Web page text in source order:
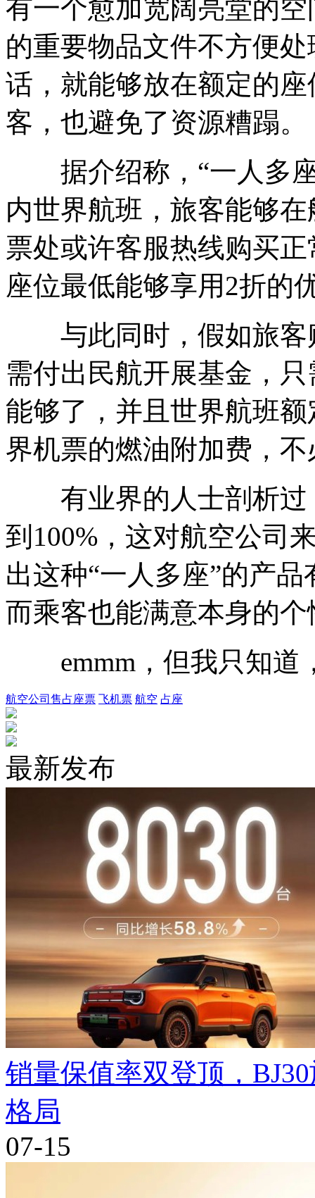
有一个愈加宽阔亮堂的
的重要物品文件不方便
话，就能够放在额定的
客，也避免了资源糟蹋。
据介绍称，“一人多座
内世界航班，旅客能够
票处或许客服热线购买
座位最低能够享用2折的
与此同时，假如旅客
需付出民航开展基金，
能够了，并且世界航班
界机票的燃油附加费，
有业界的人士剖析过
到100%，这对航空公司
出这种“一人多座”的产
而乘客也能满意本身的
emmm，但我只知道
航空公司售占座票 飞机票 航空 占座
最新发布
销量保值率双登顶，
格局
07-15